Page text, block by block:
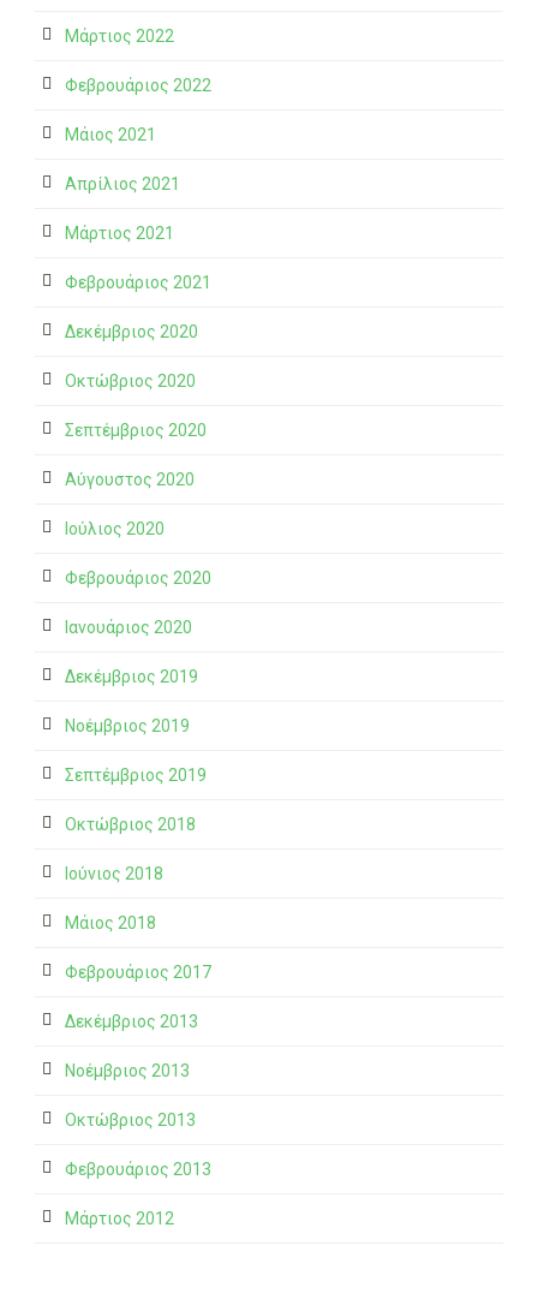
Μάρτιος 2022
Φεβρουάριος 2022
Μάιος 2021
Απρίλιος 2021
Μάρτιος 2021
Φεβρουάριος 2021
Δεκέμβριος 2020
Οκτώβριος 2020
Σεπτέμβριος 2020
Αύγουστος 2020
Ιούλιος 2020
Φεβρουάριος 2020
Ιανουάριος 2020
Δεκέμβριος 2019
Νοέμβριος 2019
Σεπτέμβριος 2019
Οκτώβριος 2018
Ιούνιος 2018
Μάιος 2018
Φεβρουάριος 2017
Δεκέμβριος 2013
Νοέμβριος 2013
Οκτώβριος 2013
Φεβρουάριος 2013
Μάρτιος 2012